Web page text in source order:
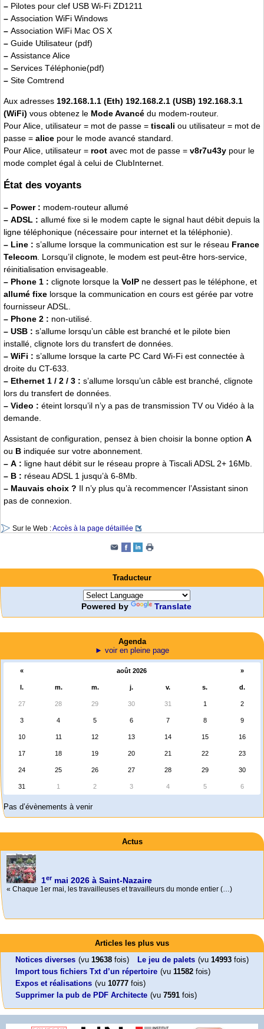
– Pilotes pour clef USB Wi-Fi ZD1211
– Association WiFi Windows
– Association WiFi Mac OS X
– Guide Utilisateur (pdf)
– Assistance Alice
– Services Téléphonie(pdf)
– Site Comtrend
Aux adresses 192.168.1.1 (Eth) 192.168.2.1 (USB) 192.168.3.1
(WiFi) vous obtenez le Mode Avancé du modem-routeur.
Pour Alice, utilisateur = mot de passe = tiscali ou utilisateur = mot de
passe = alice pour le mode avancé standard.
Pour Alice, utilisateur = root avec mot de passe = v8r7u43y pour le
mode complet égal à celui de ClubInternet.
État des voyants
– Power : modem-routeur allumé
– ADSL : allumé fixe si le modem capte le signal haut débit depuis la
ligne téléphonique (nécessaire pour internet et la téléphonie).
– Line : s’allume lorsque la communication est sur le réseau France
Telecom . Lorsqu’il clignote, le modem est peut-être hors-service,
réinitialisation envisageable.
– Phone 1 : clignote lorsque la VoIP ne dessert pas le téléphone, et
allumé fixe lorsque la communication en cours est gérée par votre
fournisseur ADSL.
– Phone 2 : non-utilisé.
– USB : s’allume lorsqu’un câble est branché et le pilote bien
installé, clignote lors du transfert de données.
– WiFi : s’allume lorsque la carte PC Card Wi-Fi est connectée à
droite du CT-633.
– Ethernet 1 / 2 / 3 : s’allume lorsqu’un câble est branché, clignote
lors du transfert de données.
– Video : éteint lorsqu’il n’y a pas de transmission TV ou Vidéo à la
demande.
Assistant de configuration, pensez à bien choisir la bonne option A
ou B indiquée sur votre abonnement.
– A : ligne haut débit sur le réseau propre à Tiscali ADSL 2+ 16Mb.
– B : réseau ADSL 1 jusqu’à 6-8Mb.
– Mauvais choix ? Il n’y plus qu’à recommencer l’Assistant sinon
pas de connexion.
Sur le Web :Accès à la page détaillée
Traducteur
Powered by Translate
Agenda
► voir en pleine page
« août 2026 »
l. m. m. j. v. s. d.
27 28 29 30 31 1 2
3 4 5 6 7 8 9
10 11 12 13 14 15 16
17 18 19 20 21 22 23
24 25 26 27 28 29 30
31 1 2 3 4 5 6
Pas d’évènements à venir
Actus
« Chaque 1er mai, les travailleuses et travailleurs du monde entier (…)
Aujourd’hui, mercredi 18 mars 2026, le président de la République
Leonard Peltier libre !
Leonard Peltier, un Amérindien condamné deux fois à la prison à vie pour
un (…)
En Pays-de-la-Loire le couperet est tombé !
« La présidente Horizons de la région Pays de la Loire veut faire voter ce (…)
Mon CV... Cette perle indique une nouveauté, ou le dernier travail (…)
Articles les plus vus
Notices diverses (vu 19638 fois) Le jeu de palets (vu 14993 fois)
Import tous fichiers Txt d’un répertoire (vu 11582 fois)
Expos et réalisations (vu 10777 fois)
Supprimer la pub de PDF Architecte (vu 7591 fois)